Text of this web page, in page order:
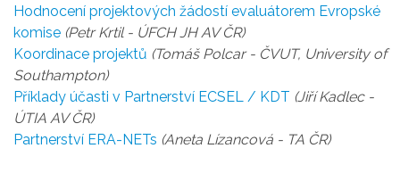
Hodnocení projektových žádostí evaluátorem Evropské
komise (Petr Krtil - ÚFCH JH AV ČR)
Koordinace projektů (Tomáš Polcar - ČVUT, University of
Southampton)
Příklady účasti v Partnerství ECSEL / KDT (Jiří Kadlec-
ÚTIA AV ČR)
Partnerství ERA-NETs (Aneta Lízancová - TA ČR)